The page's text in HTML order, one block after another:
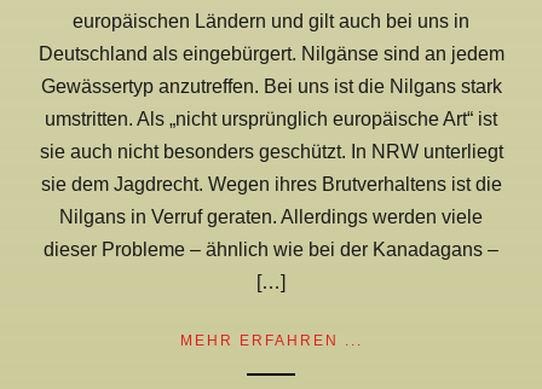
europäischen Ländern und gilt auch bei uns in
Deutschland als eingebürgert. Nilgänse sind an jedem
Gewässertyp anzutreffen. Bei uns ist die Nilgans stark
umstritten. Als „nicht ursprünglich europäische Art“ ist
sie auch nicht besonders geschützt. In NRW unterliegt
sie dem Jagdrecht. Wegen ihres Brutverhaltens ist die
Nilgans in Verruf geraten. Allerdings werden viele
dieser Probleme – ähnlich wie bei der Kanadagans –
[…]
MEHR ERFAHREN ...